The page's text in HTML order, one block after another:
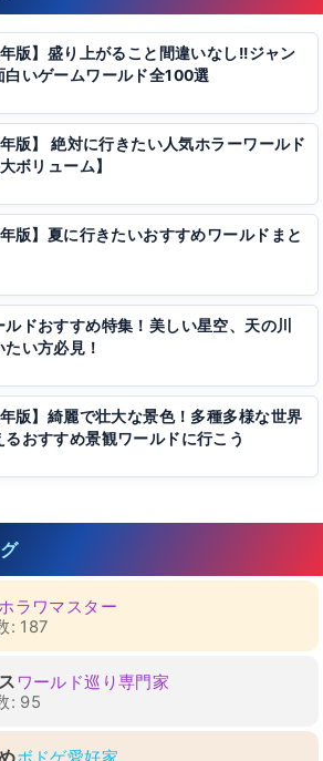
版】盛り上がること間違いなし!!ジャン
白いゲームワールド全100選
版】 絶対に行きたい人気ホラーワールド
ボリューム】
版】夏に行きたいおすすめワールドまと
ルドおすすめ特集！美しい星空、天の川
い方必見！
版】綺麗で壮大な景色！多種多様な世界
るおすすめ景観ワールドに行こう
ラワマスター
: 187
ワールド巡り専門家
: 95